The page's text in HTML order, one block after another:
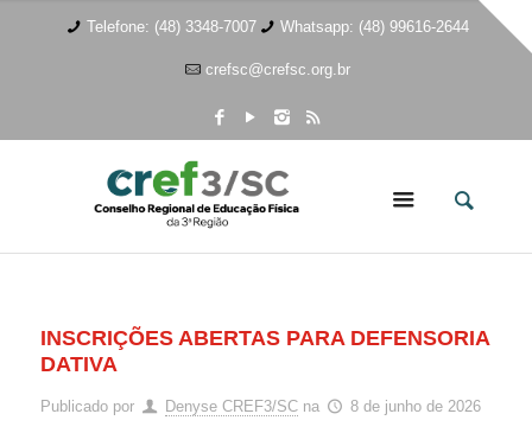
Telefone: (48) 3348-7007 Whatsapp: (48) 99616-2644
crefsc@crefsc.org.br
INSCRIÇÕES ABERTAS PARA DEFENSORIA
DATIVA
Publicado por Denyse CREF3/SC na 8 de junho de 2026